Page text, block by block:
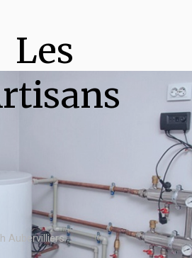
Les
Aubervilliers